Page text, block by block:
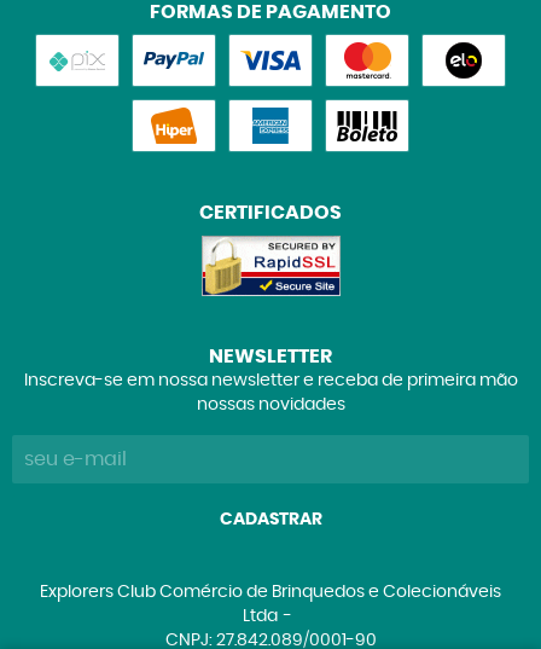
FORMAS DE PAGAMENTO
CERTIFICADOS
NEWSLETTER
Inscreva-se em nossa newsletter e receba de primeira mão
nossas novidades
CADASTRAR
Explorers Club Comércio de Brinquedos e Colecionáveis
Ltda
CNPJ: 27.842.089/0001-90